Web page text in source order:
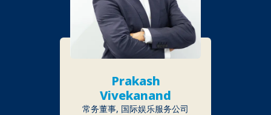
Prakash
Vivekanand
常务董事, 国际娱乐服务公司